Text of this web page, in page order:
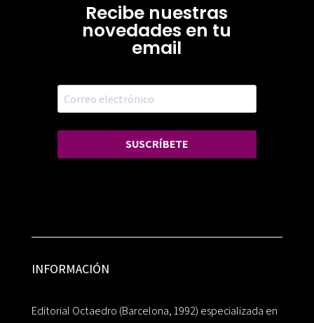
Recibe nuestras
novedades en tu
email
SUSCRÍBETE
INFORMACIÓN
Editorial Octaedro (Barcelona, 1992) especializada en